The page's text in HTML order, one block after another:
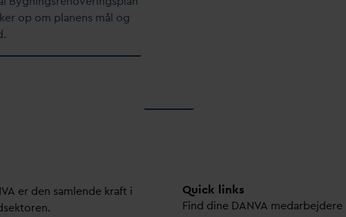
op om planens mål og
VA er den samlende kraft i
Quick links
Find dine DANVA medarbejdere